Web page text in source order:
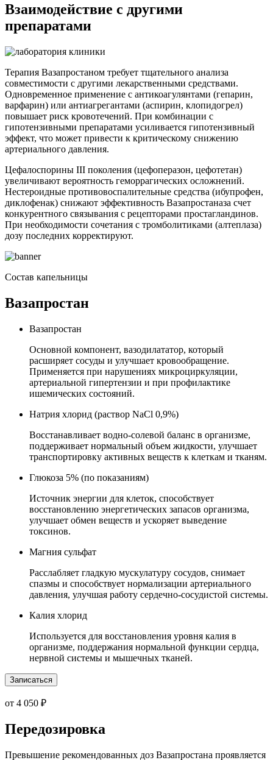
Взаимодействие с другими
препаратами
Терапия Вазапростаном требует тщательного анализа
совместимости с другими лекарственными средствами.
Одновременное применение с антикоагулянтами (гепарин,
варфарин) или антиагрегантами (аспирин, клопидогрел)
повышает риск кровотечений. При комбинации с
гипотензивными препаратами усиливается гипотензивный
эффект, что может привести к критическому снижению
артериального давления.
Цефалоспорины III поколения (цефоперазон, цефотетан)
увеличивают вероятность геморрагических осложнений.
Нестероидные противовоспалительные средства (ибупрофен,
диклофенак) снижают эффективность Вазапростаназа счет
конкурентного связывания с рецепторами простагландинов.
При необходимости сочетания с тромболитиками (алтеплаза)
дозу последних корректируют.
Состав капельницы
Вазапростан
Вазапростан
Основной компонент, вазодилататор, который
расширяет сосуды и улучшает кровообращение.
Применяется при нарушениях микроциркуляции,
артериальной гипертензии и при профилактике
ишемических состояний.
Натрия хлорид (раствор NaCl 0,9%)
Восстанавливает водно-солевой баланс в организме,
поддерживает нормальный объем жидкости, улучшает
транспортировку активных веществ к клеткам и тканям.
Глюкоза 5% (по показаниям)
Источник энергии для клеток, способствует
восстановлению энергетических запасов организма,
улучшает обмен веществ и ускоряет выведение
токсинов.
Магния сульфат
Расслабляет гладкую мускулатуру сосудов, снимает
спазмы и способствует нормализации артериального
давления, улучшая работу сердечно-сосудистой системы.
Калия хлорид
Используется для восстановления уровня калия в
организме, поддержания нормальной функции сердца,
нервной системы и мышечных тканей.
Записаться
от 4 050 ₽
Передозировка
Превышение рекомендованных доз Вазапростана проявляется